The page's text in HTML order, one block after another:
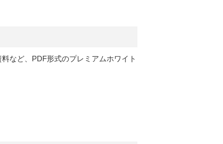
など、PDF形式のプレミアムホワイト